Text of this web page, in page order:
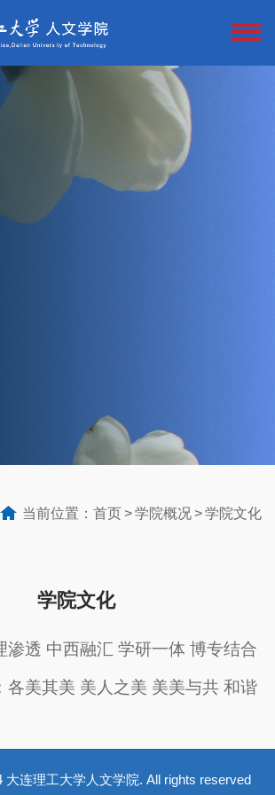
当前位置： 首页 学院概况 学院文化
学院文化
渗透 中西融汇 学研一体 博专结合
各美其美 美人之美 美美与共 和谐
大连理工大学人文学院. All rights reserved